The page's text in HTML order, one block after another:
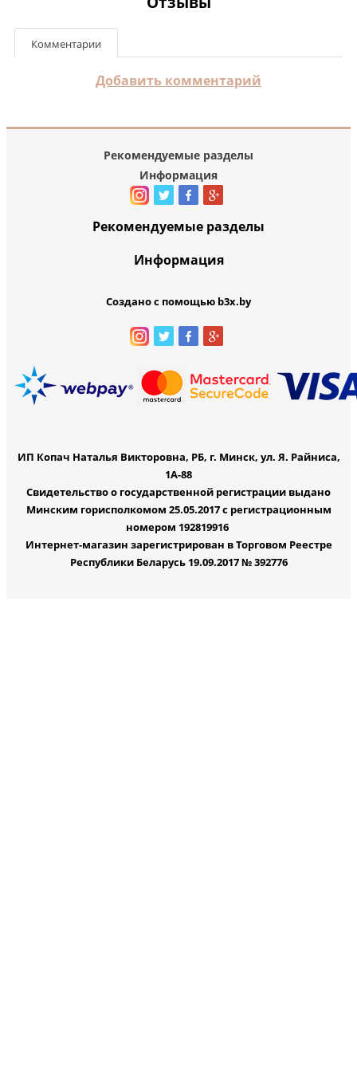
Комментарии
Добавить комментарий
Рекомендуемые разделы
Информация
Рекомендуемые разделы
Информация
Создано с помощью b3x.by
ИП Копач Наталья Викторовна, РБ, г. Минск, ул. Я. Райниса,
1А-88
Свидетельство о государственной регистрации выдано
Минским горисполкомом 25.05.2017 с регистрационным
номером 192819916
Интернет-магазин зарегистрирован в Торговом Реестре
Республики Беларусь 19.09.2017 № 392776